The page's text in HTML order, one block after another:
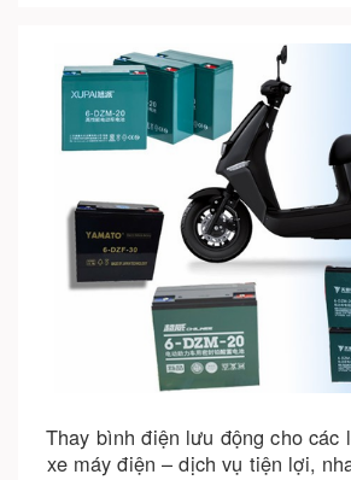
Thay bình điện lưu động cho các
xe máy điện – dịch vụ tiện lợi,
Cho vào giỏ hàng